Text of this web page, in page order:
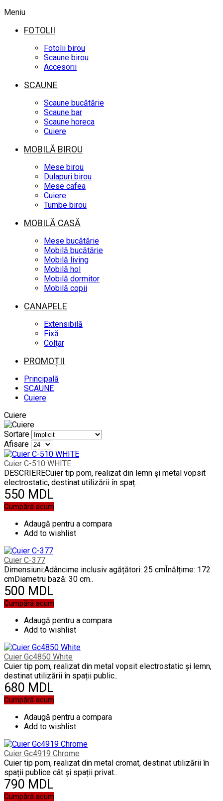
Meniu
FOTOLII
Fotolii birou
Scaune birou
Accesorii
SCAUNE
Scaune bucătărie
Scaune bar
Scaune horeca
Cuiere
MOBILĂ BIROU
Mese birou
Dulapuri birou
Mese cafea
Cuiere
Tumbe birou
MOBILĂ CASĂ
Mese bucătărie
Mobilă bucătărie
Mobilă living
Mobilă hol
Mobilă dormitor
Mobilă copii
CANAPELE
Extensibilă
Fixă
Colțar
PROMOȚII
Principală
SCAUNE
Cuiere
Cuiere
Sortare
Afisare
Cuier C-510 WHITE
DESCRIERECuier tip pom, realizat din lemn și metal vopsit
electrostatic, destinat utilizării în spaț..
550 MDL
Cumpără acum
Adaugă pentru a compara
Add to wishlist
Cuier C-377
Dimensiuni:Adâncime inclusiv agățători: 25 cmÎnălțime: 172
cmDiametru bază: 30 cm..
500 MDL
Cumpără acum
Adaugă pentru a compara
Add to wishlist
Cuier Gc4850 White
Cuier tip pom, realizat din metal vopsit electrostatic și lemn,
destinat utilizării în spații public..
680 MDL
Cumpără acum
Adaugă pentru a compara
Add to wishlist
Cuier Gc4919 Chrome
Cuier tip pom, realizat din metal cromat, destinat utilizării în
spații publice cât și spații privat..
790 MDL
Cumpără acum